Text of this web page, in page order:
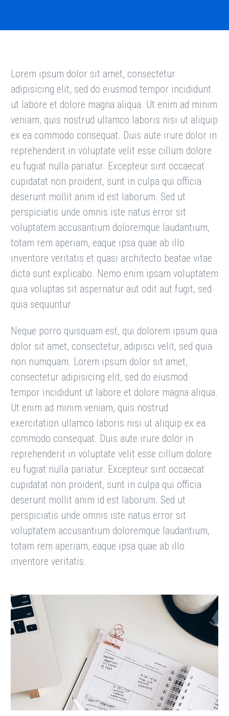
Lorem ipsum dolor sit amet, consectetur
adipisicing elit, sed do eiusmod tempor incididunt
ut labore et dolore magna aliqua. Ut enim ad minim
veniam, quis nostrud ullamco laboris nisi ut aliquip
ex ea commodo consequat. Duis aute irure dolor in
reprehenderit in voluptate velit esse cillum dolore
eu fugiat nulla pariatur. Excepteur sint occaecat
cupidatat non proident, sunt in culpa qui officia
deserunt mollit anim id est laborum. Sed ut
perspiciatis unde omnis iste natus error sit
voluptatem accusantium doloremque laudantium,
totam rem aperiam, eaque ipsa quae ab illo
inventore veritatis et quasi architecto beatae vitae
dicta sunt explicabo. Nemo enim ipsam voluptatem
quia voluptas sit aspernatur aut odit aut fugit, sed
quia sequuntur
Neque porro quisquam est, qui dolorem ipsum quia
dolor sit amet, consectetur, adipisci velit, sed quia
non numquam. Lorem ipsum dolor sit amet,
consectetur adipisicing elit, sed do eiusmod
tempor incididunt ut labore et dolore magna aliqua.
Ut enim ad minim veniam, quis nostrud
exercitation ullamco laboris nisi ut aliquip ex ea
commodo consequat. Duis aute irure dolor in
reprehenderit in voluptate velit esse cillum dolore
eu fugiat nulla pariatur. Excepteur sint occaecat
cupidatat non proident, sunt in culpa qui officia
deserunt mollit anim id est laborum. Sed ut
perspiciatis unde omnis iste natus error sit
voluptatem accusantium doloremque laudantium,
totam rem aperiam, eaque ipsa quae ab illo
inventore veritatis.